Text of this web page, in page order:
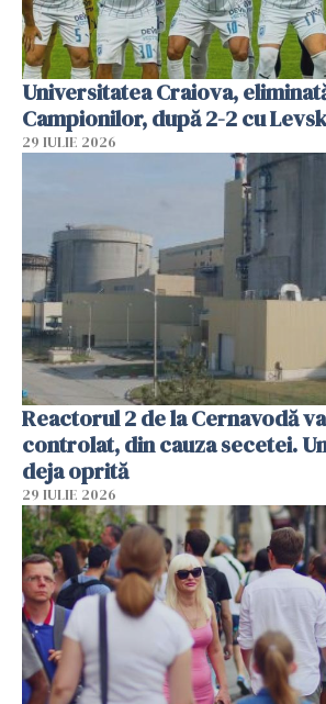
Universitatea Craiova,
Campionilor, după 2-2 cu
29 IULIE 2026
Reactorul 2 de la Cernavodă
controlat, din cauza secetei.
deja oprită
29 IULIE 2026